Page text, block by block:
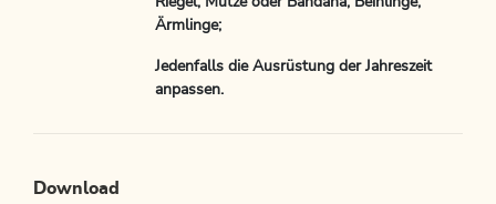
Ärmlinge;
Jedenfalls die Ausrüstung der Jahreszeit
anpassen.
Download